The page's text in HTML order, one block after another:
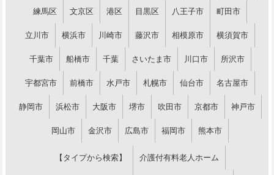
練馬区 文京区 港区 目黒区 八王子市 町田市
立川市 横浜市 川崎市 藤沢市 相模原市 横須賀市
千葉市 船橋市 千葉 さいたま市 川口市 所沢市
宇都宮市 前橋市 水戸市 札幌市 仙台市 名古屋市
静岡市 浜松市 大阪市 堺市 吹田市 京都市 神戸市
岡山市 金沢市 広島市 福岡市 熊本市
【タイプから検索】 介護付有料老人ホーム